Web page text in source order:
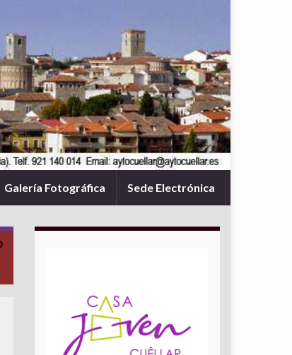
Galería Fotográfica Sede Electrónica